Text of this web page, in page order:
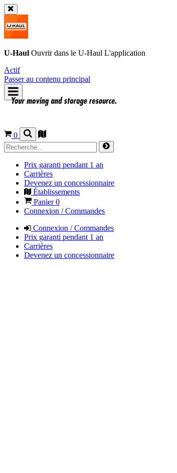
U-Haul Ouvrir dans le U-Haul L'application
Actif
Passer au contenu principal
0
Prix garanti pendant 1 an
Carrières
Devenez un concessionnaire
Établissements
Panier0
Connexion / Commandes
Connexion / Commandes
Prix garanti pendant 1 an
Carrières
Devenez un concessionnaire